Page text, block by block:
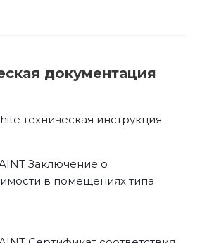
документация
техническая инструкция
Заключение о
в помещениях типа